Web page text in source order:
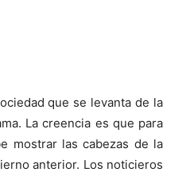
que se levanta de la
La creencia es que para
mostrar las cabezas de la
anterior. Los noticieros